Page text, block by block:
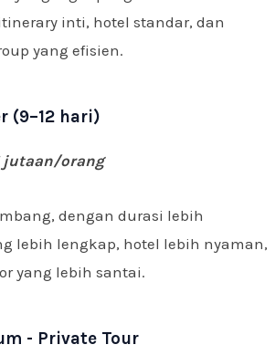
inti, hotel standar, dan
yang efisien.
(9–12 hari)
jutaan/orang
dengan durasi lebih
lebih lengkap, hotel lebih nyaman,
yang lebih santai.
- Private Tour